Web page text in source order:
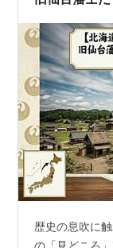
歴史の息吹に
の「見どころ